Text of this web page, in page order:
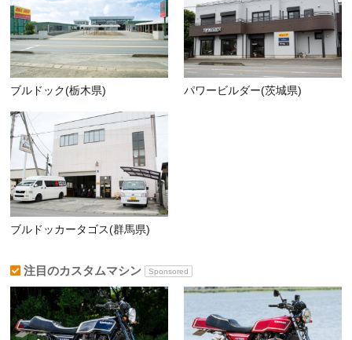
ブルドック(栃木県) パワービルダー(茨城県)
ブルドッカータゴス(群馬県)
注目のカスタムマシン Sponsored